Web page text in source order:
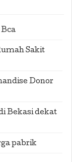
Sakit
Donor
Bekasi dekat
pabrik